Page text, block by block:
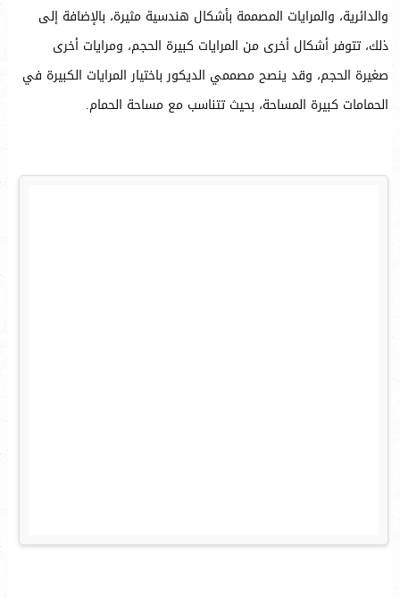
والدائرية، والمرايات المصممة بأشكال هندسية مثيرة، بالإضافة إلى
ذلك، تتوفر أشكال أخرى من المرايات كبيرة الحجم، ومرايات أخرى
صغيرة الحجم، وقد ينصح مصممي الديكور باختيار المرايات الكبيرة في
الحمامات كبيرة المساحة، بحيث تتناسب مع مساحة الحمام.